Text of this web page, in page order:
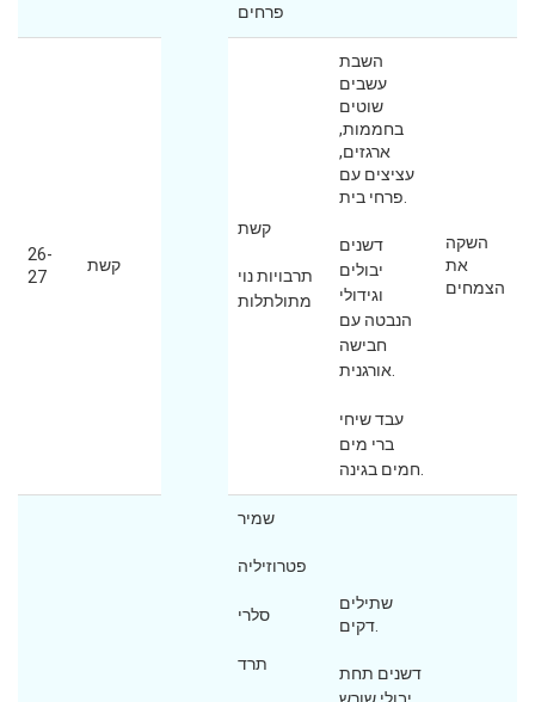
פרחים
26-
27
קשת
קשת
תרבויות נוי
מתולתלות
השבת
עשבים
שוטים
בחממות,
ארגזים,
עציצים עם
דשנים
יבולים
וגידולי
הנבטה עם
חבישה
עבד שיחי
ברי מים
השקה
את
הצמחים
שמיר
פטרוזיליה
סלרי
תרד
שתילים
דשנים תחת